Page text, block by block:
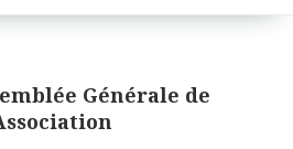
Générale de